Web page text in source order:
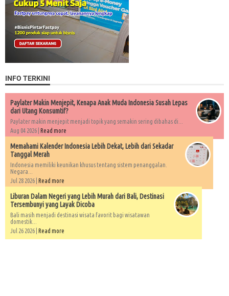
INFO TERKINI
Paylater Makin Menjepit, Kenapa Anak Muda Indonesia Susah Lepas
dari Utang Konsumtif?
Paylater makin menjepit menjadi topik yang semakin sering dibahas di...
Aug 04 2026 | Read more
Memahami Kalender Indonesia Lebih Dekat, Lebih dari Sekadar
Tanggal Merah
Indonesia memiliki keunikan khusus tentang sistem penanggalan.
Negara...
Jul 28 2026 | Read more
Liburan Dalam Negeri yang Lebih Murah dari Bali, Destinasi
Tersembunyi yang Layak Dicoba
Bali masih menjadi destinasi wisata favorit bagi wisatawan
domestik...
Jul 26 2026 | Read more